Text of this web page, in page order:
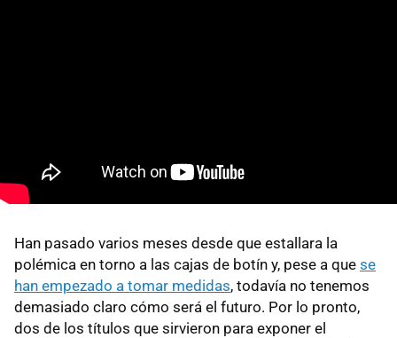
Han pasado varios meses desde que estallara la
polémica en torno a las cajas de botín y, pese a que se
han empezado a tomar medidas, todavía no tenemos
demasiado claro cómo será el futuro. Por lo pronto,
dos de los títulos que sirvieron para exponer el